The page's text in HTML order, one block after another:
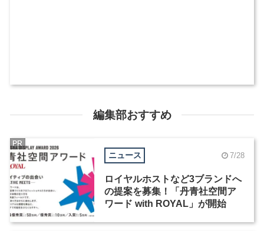
編集部おすすめ
ニュース 7/28
ロイヤルホストなど3ブランドへ
の提案を募集！「丹青社空間ア
ワード with ROYAL」が開始
PR